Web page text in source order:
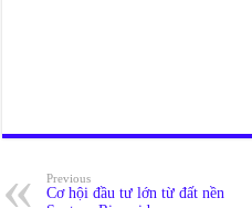
Previous
Cơ hội đầu tư lớn từ đất nền